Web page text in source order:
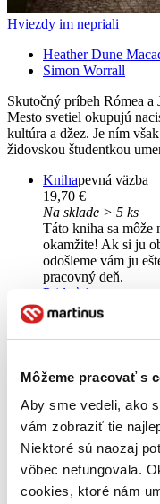
Môžeme pracovať s
Aby sme vedeli, ako
vám zobraziť tie
Niektoré sú naozaj
vôbec nefungovala.
cookies, ktoré nám
Hviezdy im nepriali
Heather Dune
Simon Worrall
Skutočný príbeh Rómea
Mesto svetiel okupujú
kultúra a džez. Je ním
židovskou študentkou
Knihapevná väzba
19,70 €
Na sklade > 5 ks
Táto kniha sa
okamžite! Ak si ju
odošleme vám ju
pracovný deň.
Pridať do zoznamu
Vložiť do košíka
Máte čítačku, tablet
informácii o e-
Pridať do zoznamu
Vložiť do košíka
Čítaná
výborný stav
Túto knihu sme